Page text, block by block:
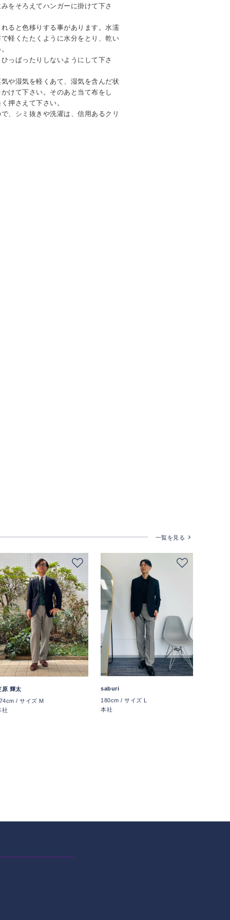
をそろえてハンガーに掛けて下さ
ると色移りする事があります。水濡
軽くたたくように水分をとり、乾い
っぱったりしないようにして下さ
や湿気を軽くあて、湿気を含んだ状
けて下さい。そのあと当て布をし
押さえて下さい。
、シミ抜きや洗濯は、信用あるクリ
一覧を見る
原 輝太
/ サイズ M
社
saburi
180cm / サイズ L
本社